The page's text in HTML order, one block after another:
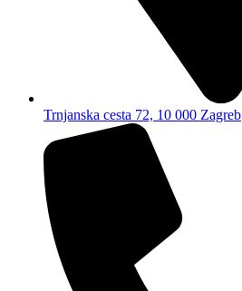
Trnjanska cesta 72, 10 000 Zagreb